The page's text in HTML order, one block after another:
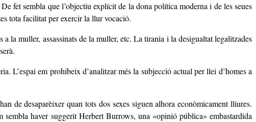
fet sembla que l’objectiu explícit de la dona política moderna i de les seues
tota facilitat per exercir la llur vocació.
la muller, assassinats de la muller, etc. La tirania i la desigualtat legalitzades
L’espai em prohibeix d’analitzar més la subjecció actual per llei d’homes a
de desaparèixer quan tots dos sexes siguen alhora econòmicament lliures.
haver suggerit Herbert Burrows, una «opinió pública» embastardida